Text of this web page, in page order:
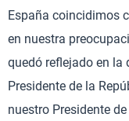
España coincidimos
en nuestra
quedó reflejado en la
Presidente de la
nuestro Presidente